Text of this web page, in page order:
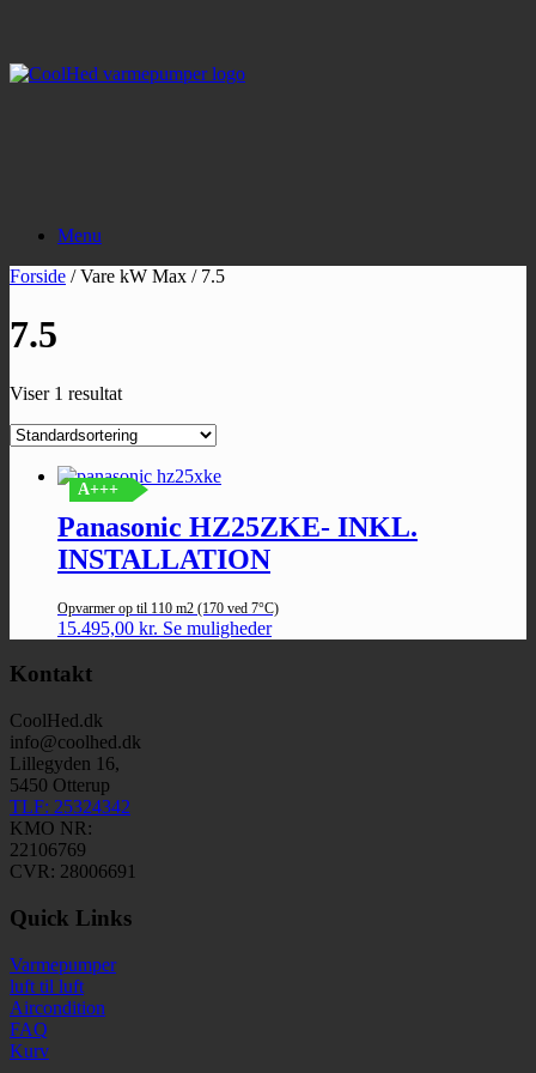
indhold
Menu
Forside / Vare kW Max / 7.5
7.5
Viser 1 resultat
A+++
Panasonic HZ25ZKE- INKL.
INSTALLATION
Opvarmer op til 110 m2 (170 ved 7°C)
15.495,00 kr. Se muligheder
Kontakt
CoolHed.dk
info@coolhed.dk
Lillegyden 16,
5450 Otterup
TLF: 25324342
KMO NR:
22106769
CVR: 28006691
Quick Links
Varmepumper
luft til luft
Aircondition
FAQ
Kurv